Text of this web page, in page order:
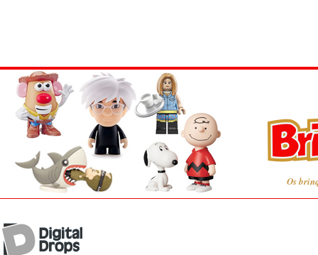
Os